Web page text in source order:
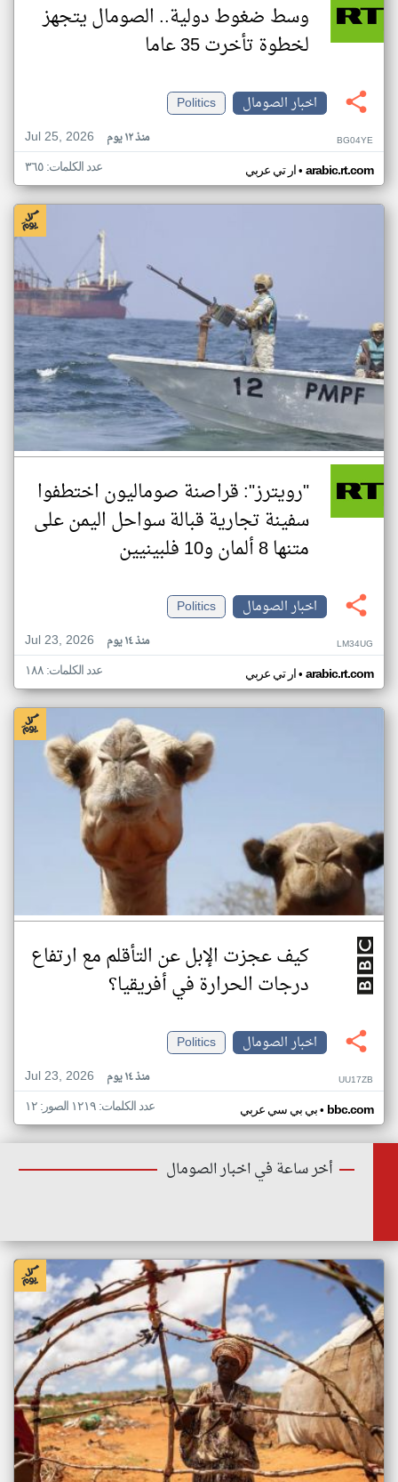
وسط ضغوط دولية.. الصومال يتجهز
لخطوة تأخرت 35 عاما
اخبار الصومال
Politics
Jul 25, 2026
منذ ١٢ يوم BG04YE
ار تي عربي• arabic.rt.com عدد الكلمات: ٣٦٥
"رويترز": قراصنة صوماليون اختطفوا
سفينة تجارية قبالة سواحل اليمن على
متنها 8 ألمان و10 فلبينيين
اخبار الصومال
Politics
Jul 23, 2026
منذ ١٤ يوم LM34UG
ار تي عربي• arabic.rt.com عدد الكلمات: ١٨٨
كيف عجزت الإبل عن التأقلم مع ارتفاع
درجات الحرارة في أفريقيا؟
اخبار الصومال
Politics
Jul 23, 2026
منذ ١٤ يوم UU17ZB
بي بي سي عربي• bbc.com عدد الكلمات: ١٢١٩ الصور: ١٢
أخر ساعة في اخبار الصومال